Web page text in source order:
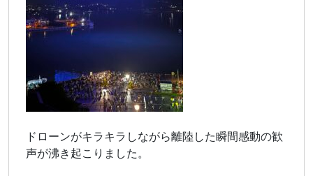
ドローンがキラキラしながら離陸した瞬間感動の歓
声が沸き起こりました。